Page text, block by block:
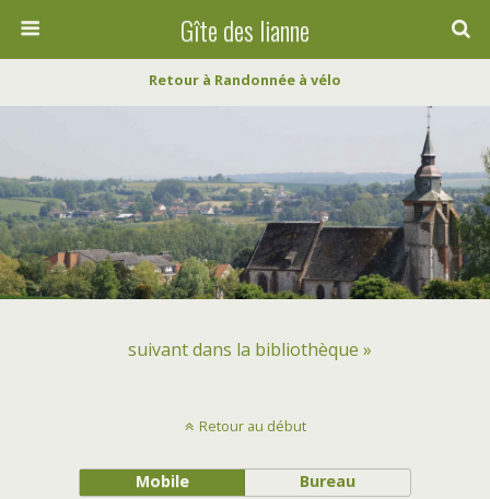
Gîte des lianne
Retour à Randonnée à vélo
suivant dans la bibliothèque »
Retour au début
Mobile Bureau